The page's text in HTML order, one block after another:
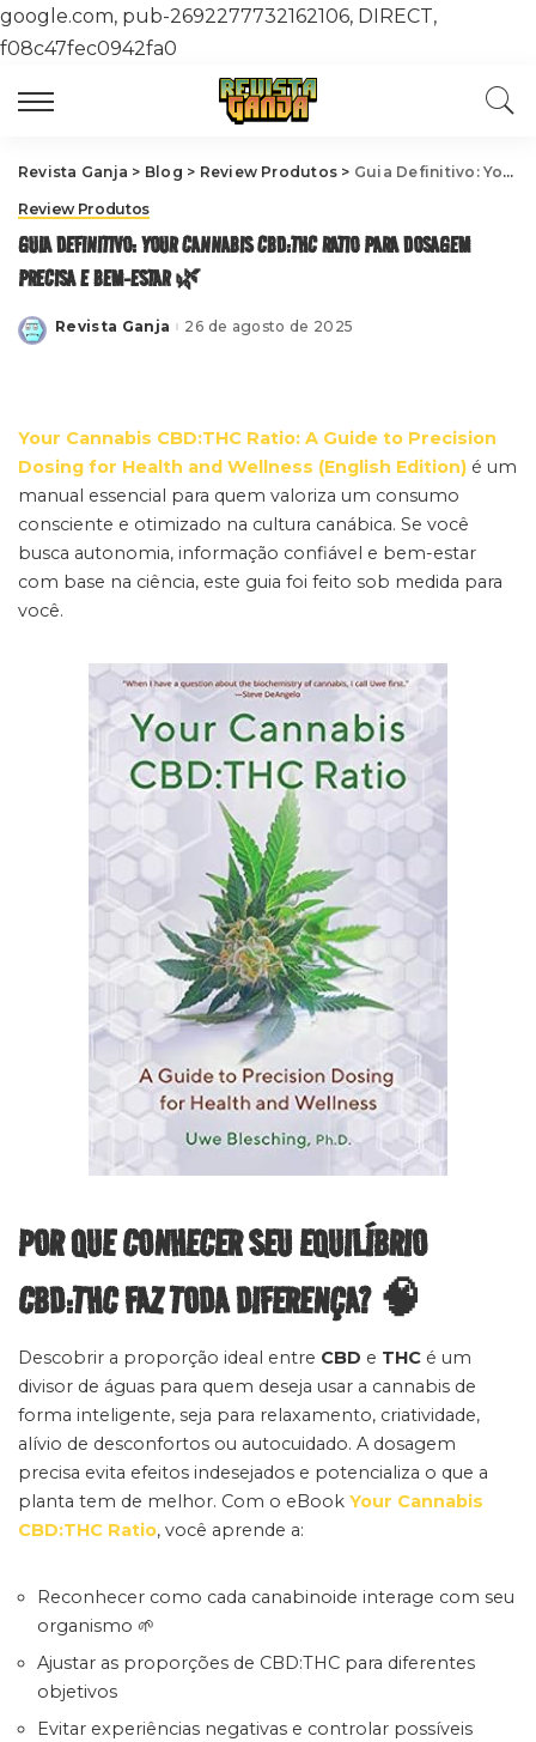
google.com, pub-2692277732162106, DIRECT,
f08c47fec0942fa0
Revista Ganja > Blog > Review Produtos > Guia Definitivo: Your Cannabis CBD:THC Ratio para Dosagem Precisa e Bem-estar 🌿
Review Produtos
GUIA DEFINITIVO: YOUR CANNABIS CBD:THC RATIO PARA DOSAGEM
PRECISA E BEM-ESTAR 🌿
Posted
Revista Ganja 26 de agosto de 2025
Your Cannabis CBD:THC Ratio: A Guide to Precision
Dosing for Health and Wellness (English Edition) é um
manual essencial para quem valoriza um consumo
consciente e otimizado na cultura canábica. Se você
busca autonomia, informação confiável e bem-estar
com base na ciência, este guia foi feito sob medida para
você.
POR QUE CONHECER SEU EQUILÍBRIO
CBD:THC FAZ TODA DIFERENÇA? 🧠
Descobrir a proporção ideal entre CBD e THC é um
divisor de águas para quem deseja usar a cannabis de
forma inteligente, seja para relaxamento, criatividade,
alívio de desconfortos ou autocuidado. A dosagem
precisa evita efeitos indesejados e potencializa o que a
planta tem de melhor. Com o eBook Your Cannabis
CBD:THC Ratio, você aprende a:
Reconhecer como cada canabinoide interage com seu
organismo 🌱
Ajustar as proporções de CBD:THC para diferentes
objetivos
Evitar experiências negativas e controlar possíveis